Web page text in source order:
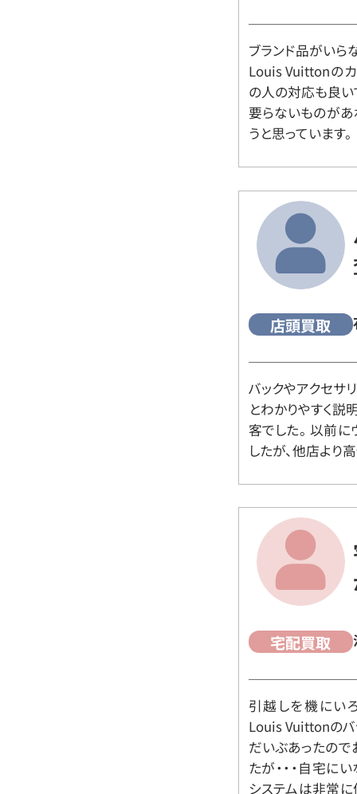
ブランド品がいら
Louis Vuittonの
の人の対応も良い
要らないものがあ
うと思っています。
店頭買取
バックやアクセサ
とわかりやすく説
客でした。 以前
したが、他店より
宅配買取
引越しを機にい
Louis Vuittonのバ
だいぶあったので
たが・・・自宅に
システムは非常に